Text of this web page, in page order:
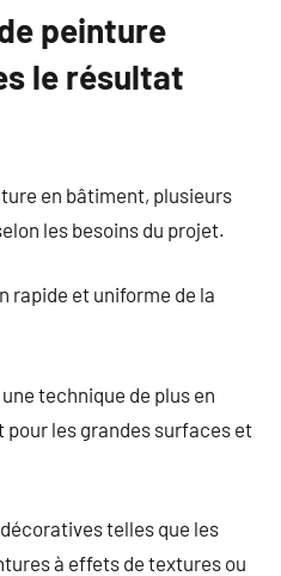
peinture
le résultat
en bâtiment, plusieurs
les besoins du projet.
rapide et uniforme de la
technique de plus en
les grandes surfaces et
telles que les
à effets de textures ou